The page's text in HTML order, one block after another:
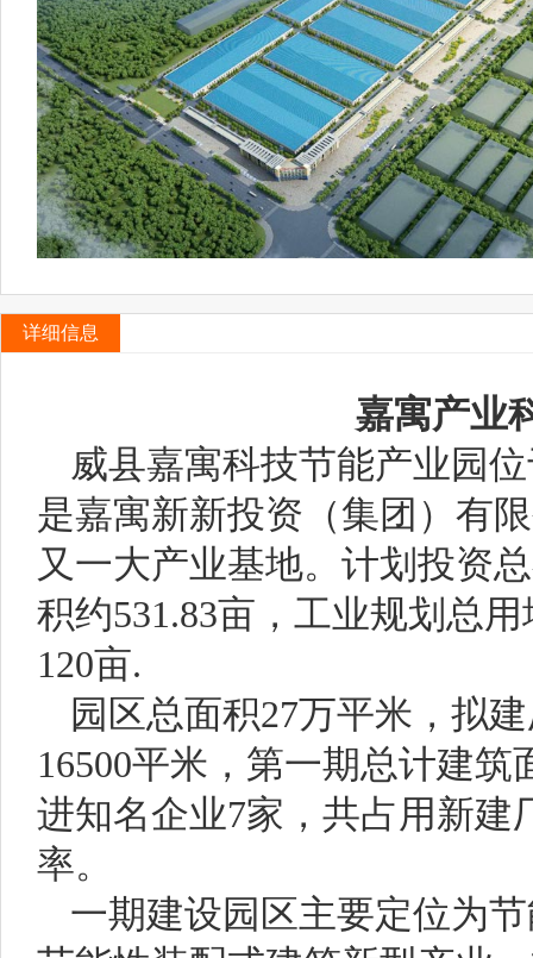
详细信息
嘉寓产业
威县嘉寓科技节能产业园
是嘉寓新新投资（集团）有
又一大产业基地。计划投资
积约531.83亩，工业规划总
120亩.
园区总面积27万平米，拟
16500平米，第一期总计建
进知名企业7家，共占用新建
率。
一期建设园区主要定位为